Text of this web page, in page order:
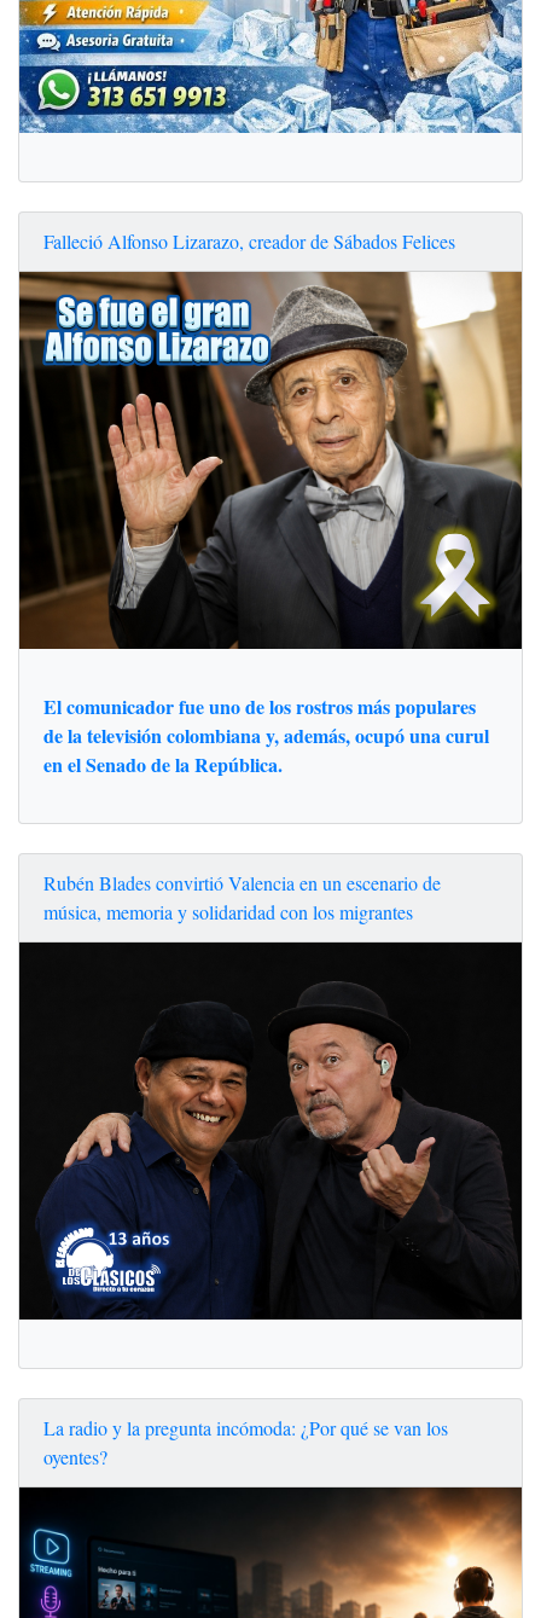
Falleció Alfonso Lizarazo, creador de Sábados Felices
El comunicador fue uno de los rostros más populares
de la televisión colombiana y, además, ocupó una curul
en el Senado de la República.
Rubén Blades convirtió Valencia en un escenario de
música, memoria y solidaridad con los migrantes
La radio y la pregunta incómoda: ¿Por qué se van los
oyentes?